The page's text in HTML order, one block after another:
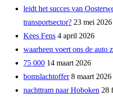
leidt het succes van
transportsector? 23 mei 2026
Kees Fens 4 april 2026
waarheen voert ons de auto
75 000 14 maart 2026
bomslachtoffer 8 maart 2026
nachttram naar Hoboken 28